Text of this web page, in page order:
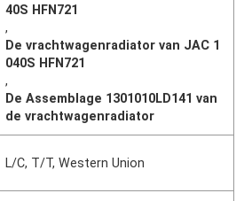
40S HFN721
,
De vrachtwagenradiator van JAC 1
040S HFN721
,
De Assemblage 1301010LD141 van
de vrachtwagenradiator
L/C, T/T, Western Union